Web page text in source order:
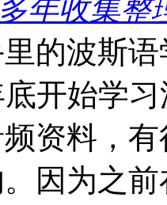
多年收集整
的波斯
开始学
资料，
因为之